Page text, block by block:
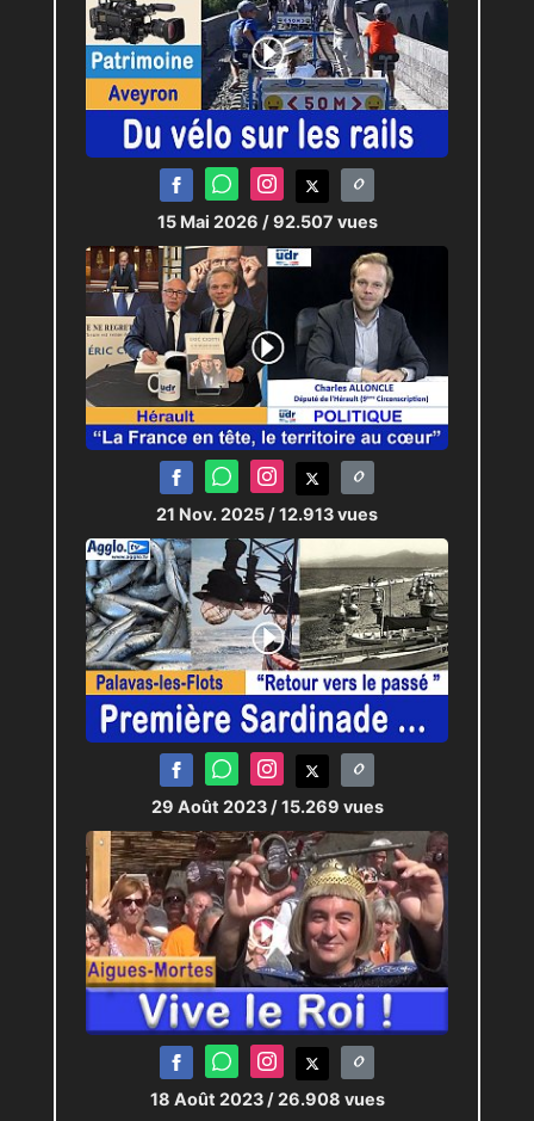
15 Mai 2026 / 92.507 vues
21 Nov. 2025 / 12.913 vues
29 Août 2023 / 15.269 vues
18 Août 2023 / 26.908 vues